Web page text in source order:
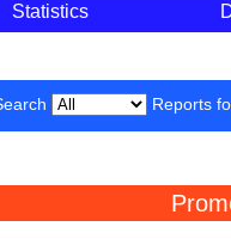
Statistics
Reports